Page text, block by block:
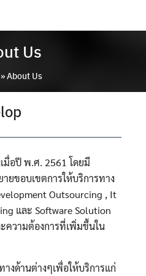
Us
About Us
มื่อปี พ.ศ. 2561 โดยมี
ยขอบเขตการให้บริการทาง
Outsourcing , It
และ Software Solution
ความต้องการที่เพิ่มขึ้นใน
งด้านต่างๆเพื่อให้บริการแก่